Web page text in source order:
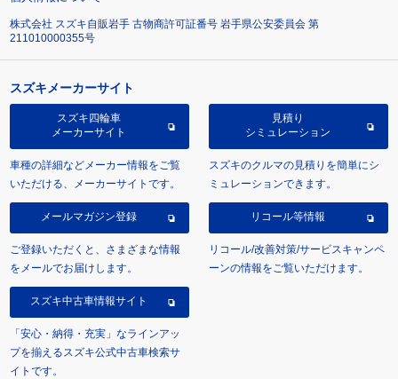
株式会社 スズキ自販岩手 古物商許可証番号 岩手県公安委員会 第
211010000355号
スズキメーカーサイト
スズキ四輪車
メーカーサイト
車種の詳細などメーカー情報をご覧
いただける、メーカーサイトです。
見積り
シミュレーション
スズキのクルマの見積りを簡単にシ
ミュレーションできます。
メールマガジン登録
ご登録いただくと、さまざまな情報
をメールでお届けします。
リコール等情報
リコール/改善対策/サービスキャンペ
ーンの情報をご覧いただけます。
スズキ中古車情報サイト
「安心・納得・充実」なラインアッ
プを揃えるスズキ公式中古車検索サ
イトです。